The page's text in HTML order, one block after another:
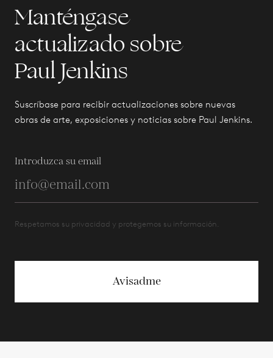
Manténgase
actualizado sobre
Paul Jenkins
Suscríbase para recibir actualizaciones sobre nuevas
obras de arte, exposiciones y noticias sobre Paul Jenkins.
Introduzca su email
Respetamos su privacidad y protegemos su información.
Avisadme